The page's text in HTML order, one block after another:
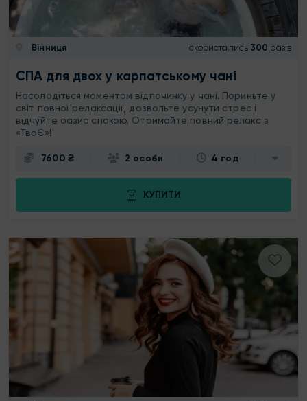
Вінниця скористались 300 разів
СПА для двох у карпатському чані
Насолодіться моментом відпочинку у чані. Пориньте у
світ повної релаксації, дозвольте усунути стрес і
відчуйте оазис спокою. Отримайте повний релакс з
«ТвоЄ»!
7600 ₴ 2 особи 4 год
КУПИТИ